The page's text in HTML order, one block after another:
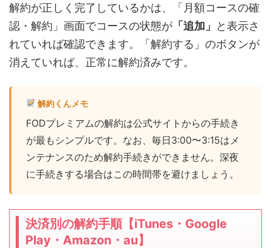
解約が正しく完了しているかは、「月額コースの確
認・解約」画面でコースの状態が 「追加」
と表示さ
れていれば確認できます。「解約する」のボタンが
消えていれば、正常に解約済みです。
解約くんメモ
FODプレミアムの解約は公式サイトからの手続き
が最もシンプルです。なお、毎日3:00〜3:15はメ
ンテナンスのため解約手続きができません。深夜
に手続きする場合はこの時間帯を避けましょう。
決済別の解約手順【iTunes・Google
Play・Amazon・au】